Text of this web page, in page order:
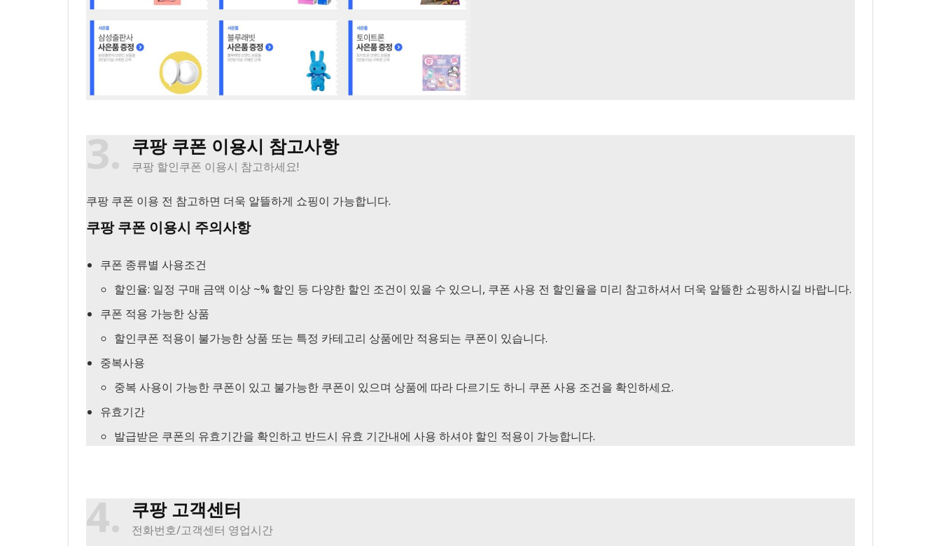
3 쿠팡 쿠폰 이용시 참고사항
쿠팡 할인쿠폰 이용시 참고하세요!
쿠팡 쿠폰 이용 전 참고하면 더욱 알뜰하게 쇼핑이 가능합니다.
쿠팡 쿠폰 이용시 주의사항
쿠폰 종류별 사용조건
할인율: 일정 구매 금액 이상 ~% 할인 등 다양한 할인 조건이 있을 수 있으니, 쿠폰 사용 전 할인율을 미리 참고하셔서 더욱 알뜰한 쇼핑하시길 바랍니다.
쿠폰 적용 가능한 상품
할인쿠폰 적용이 불가능한 상품 또는 특정 카테고리 상품에만 적용되는 쿠폰이 있습니다.
중복사용
중복 사용이 가능한 쿠폰이 있고 불가능한 쿠폰이 있으며 상품에 따라 다르기도 하니 쿠폰 사용 조건을 확인하세요.
유효기간
발급받은 쿠폰의 유효기간을 확인하고 반드시 유효 기간내에 사용 하셔야 할인 적용이 가능합니다.
4 쿠팡 고객센터
전화번호/고객센터 영업시간